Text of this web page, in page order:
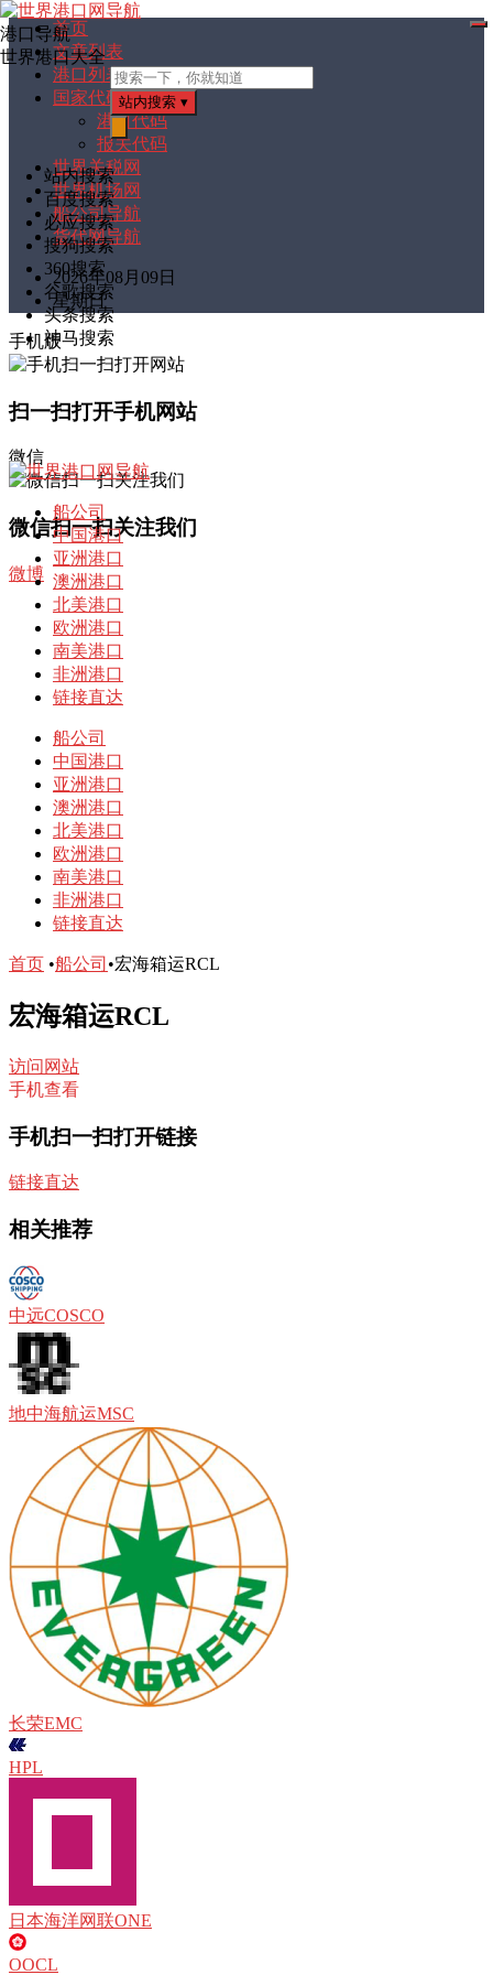
首页
文章列表
港口列表
国家代码
港口代码
报关代码
世界关税网
世界机场网
船公司导航
货代网导航
2026年08月09日
星期日
港口导航
世界港口大全
站内搜索 ▾
站内搜索
百度搜索
必应搜索
搜狗搜索
360搜索
谷歌搜索
头条搜索
神马搜索
搜
索
手机版
扫一扫打开手机网站
微信
微信扫一扫关注我们
微博
打
船公司
中国港口
亚洲港口
澳洲港口
北美港口
欧洲港口
南美港口
非洲港口
链接直达
船公司
中国港口
亚洲港口
澳洲港口
北美港口
欧洲港口
南美港口
非洲港口
链接直达
首页 •船公司 •宏海箱运RCL
宏海箱运RCL
访问网站
手机查看
手机扫一扫打开链接
链接直达
相关推荐
中远COSCO
地中海航运MSC
长荣EMC
HPL
日本海洋网联ONE
OOCL